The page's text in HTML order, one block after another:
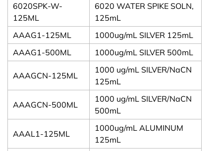
6020SPK-W-
125ML
6020 WATER SPIKE SOLN,
125mL
AAAG1-125ML
1000ug/mL SILVER 125mL
AAAG1-500ML
1000ug/mL SILVER 500mL
AAAGCN-125ML
1000 ug/mL SILVER/NaCN
125mL
AAAGCN-500ML
1000 ug/mL SILVER/NaCN
500mL
AAAL1-125ML
1000ug/mL ALUMINUM
125mL